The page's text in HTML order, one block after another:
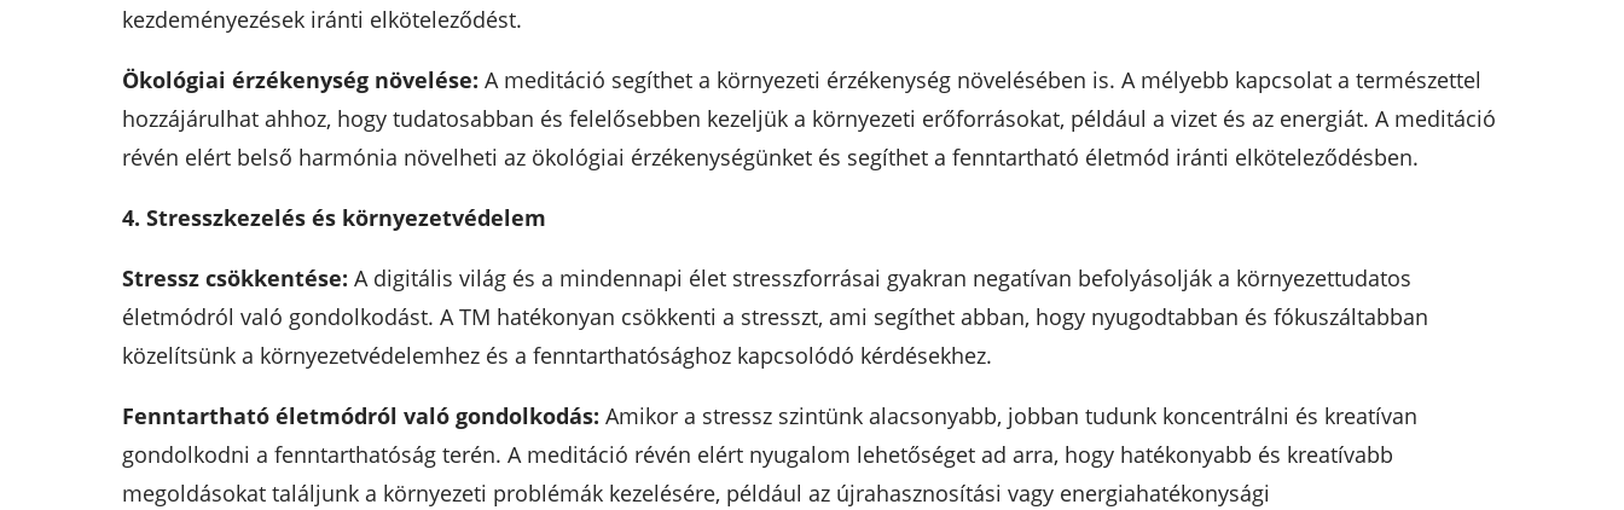
kezdeményezések iránti elköteleződést.
Ökológiai érzékenység növelése: A meditáció segíthet a környezeti érzékenység növelésében is. A mélyebb kapcsolat a természettel
hozzájárulhat ahhoz, hogy tudatosabban és felelősebben kezeljük a környezeti erőforrásokat, például a vizet és az energiát. A meditáció
révén elért belső harmónia növelheti az ökológiai érzékenységünket és segíthet a fenntartható életmód iránti elköteleződésben.
4. Stresszkezelés és környezetvédelem
Stressz csökkentése: A digitális világ és a mindennapi élet stresszforrásai gyakran negatívan befolyásolják a környezettudatos
életmódról való gondolkodást. A TM hatékonyan csökkenti a stresszt, ami segíthet abban, hogy nyugodtabban és fókuszáltabban
közelítsünk a környezetvédelemhez és a fenntarthatósághoz kapcsolódó kérdésekhez.
Fenntartható életmódról való gondolkodás: Amikor a stressz szintünk alacsonyabb, jobban tudunk koncentrálni és kreatívan
gondolkodni a fenntarthatóság terén. A meditáció révén elért nyugalom lehetőséget ad arra, hogy hatékonyabb és kreatívabb
megoldásokat találjunk a környezeti problémák kezelésére, például az újrahasznosítási vagy energiahatékonysági